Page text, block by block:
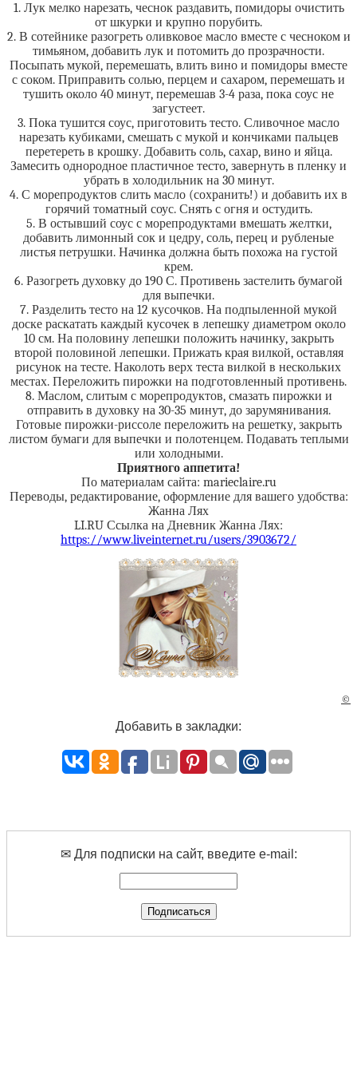
1. Лук мелко нарезать, чеснок раздавить, помидоры очистить
от шкурки и крупно порубить.
2. В сотейнике разогреть оливковое масло вместе с чесноком и
тимьяном, добавить лук и потомить до прозрачности.
Посыпать мукой, перемешать, влить вино и помидоры вместе
с соком. Приправить солью, перцем и сахаром, перемешать и
тушить около 40 минут, перемешав 3-4 раза, пока соус не
загустеет.
3. Пока тушится соус, приготовить тесто. Сливочное масло
нарезать кубиками, смешать с мукой и кончиками пальцев
перетереть в крошку. Добавить соль, сахар, вино и яйца.
Замесить однородное пластичное тесто, завернуть в пленку и
убрать в холодильник на 30 минут.
4. С морепродуктов слить масло (сохранить!) и добавить их в
горячий томатный соус. Снять с огня и остудить.
5. В остывший соус с морепродуктами вмешать желтки,
добавить лимонный сок и цедру, соль, перец и рубленые
листья петрушки. Начинка должна быть похожа на густой
крем.
6. Разогреть духовку до 190 С. Противень застелить бумагой
для выпечки.
7. Разделить тесто на 12 кусочков. На подпыленной мукой
доске раскатать каждый кусочек в лепешку диаметром около
10 см. На половину лепешки положить начинку, закрыть
второй половиной лепешки. Прижать края вилкой, оставляя
рисунок на тесте. Наколоть верх теста вилкой в нескольких
местах. Переложить пирожки на подготовленный противень.
8. Маслом, слитым с морепродуктов, смазать пирожки и
отправить в духовку на 30-35 минут, до зарумянивания.
Готовые пирожки-риссоле переложить на решетку, закрыть
листом бумаги для выпечки и полотенцем. Подавать теплыми
или холодными.
Приятного аппетита!
По материалам сайта: marieclaire.ru
Переводы, редактирование, оформление для вашего удобства:
Жанна Лях
LI.RU Ссылка на Дневник Жанна Лях:
https://www.liveinternet.ru/users/3903672/
©
Добавить в закладки:
✉ Для подписки на сайт, введите e-mail: